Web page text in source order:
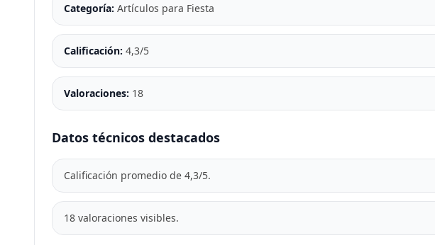
Categoría: Artículos para Fiesta
Calificación: 4,3/5
Valoraciones: 18
Datos técnicos destacados
Calificación promedio de 4,3/5.
18 valoraciones visibles.